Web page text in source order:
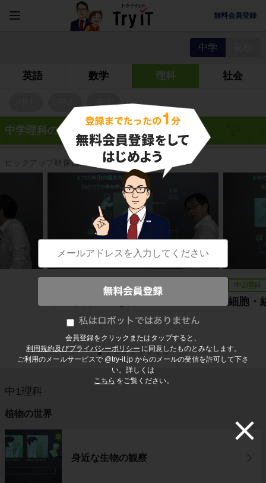
無料会員登録
会員登録をクリックまたはタップすると、
利用規約及びプライバシーポリシー に同意したものとみなします。
ご利用のメールサービスで @try-it.jp からのメールの受信を許可して下さ
い。詳しくは
こちら をご覧ください。
中学
英語 数学 理科 社会
中学理科の映像授業
ピックアップ映像授業
細胞・
中2理科
中1理科
植物の世界
身近な生物の観察